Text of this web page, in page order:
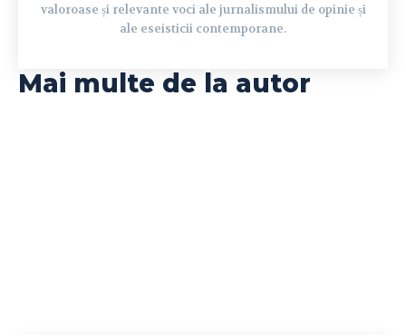
valoroase și relevante voci ale jurnalismului de opinie și
ale eseisticii contemporane.
Mai multe de la autor